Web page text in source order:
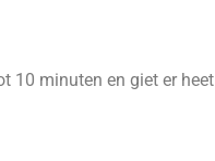
10 minuten en giet er heet